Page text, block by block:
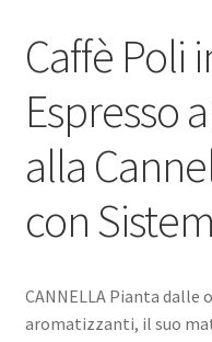
Caffè Poli
Espresso
alla
con
CANNELLA Pianta
aromatizzanti, il suo